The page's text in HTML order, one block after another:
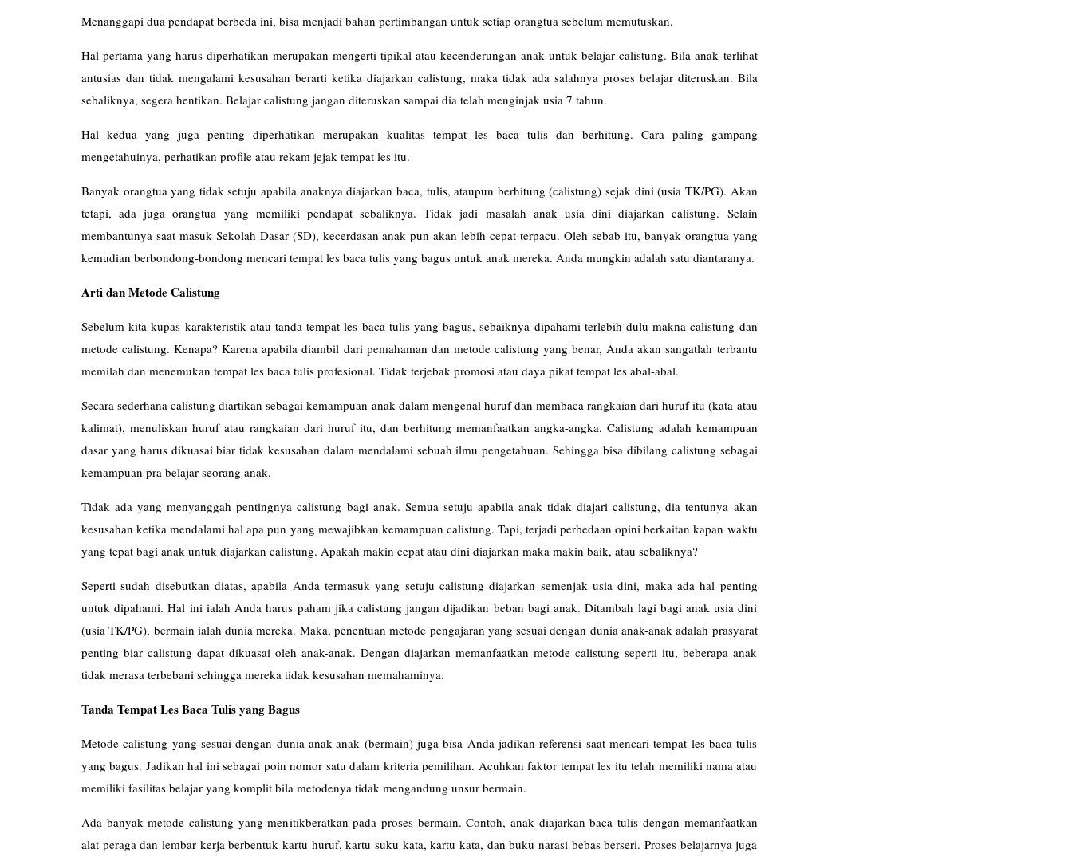
Menanggapi dua pendapat berbeda ini, bisa menjadi bahan pertimbangan untuk setiap orangtua sebelum memutuskan.
Hal pertama yang harus diperhatikan merupakan mengerti tipikal atau kecenderungan anak untuk belajar calistung. Bila anak terlihat
antusias dan tidak mengalami kesusahan berarti ketika diajarkan calistung, maka tidak ada salahnya proses belajar diteruskan. Bila
sebaliknya, segera hentikan. Belajar calistung jangan diteruskan sampai dia telah menginjak usia 7 tahun.
Hal kedua yang juga penting diperhatikan merupakan kualitas tempat les baca tulis dan berhitung. Cara paling gampang
mengetahuinya, perhatikan profile atau rekam jejak tempat les itu.
Banyak orangtua yang tidak setuju apabila anaknya diajarkan baca, tulis, ataupun berhitung (calistung) sejak dini (usia TK/PG). Akan
tetapi, ada juga orangtua yang memiliki pendapat sebaliknya. Tidak jadi masalah anak usia dini diajarkan calistung. Selain
membantunya saat masuk Sekolah Dasar (SD), kecerdasan anak pun akan lebih cepat terpacu. Oleh sebab itu, banyak orangtua yang
kemudian berbondong-bondong mencari tempat les baca tulis yang bagus untuk anak mereka. Anda mungkin adalah satu diantaranya.
Arti dan Metode Calistung
Sebelum kita kupas karakteristik atau tanda tempat les baca tulis yang bagus, sebaiknya dipahami terlebih dulu makna calistung dan
metode calistung. Kenapa? Karena apabila diambil dari pemahaman dan metode calistung yang benar, Anda akan sangatlah terbantu
memilah dan menemukan tempat les baca tulis profesional. Tidak terjebak promosi atau daya pikat tempat les abal-abal.
Secara sederhana calistung diartikan sebagai kemampuan anak dalam mengenal huruf dan membaca rangkaian dari huruf itu (kata atau
kalimat), menuliskan huruf atau rangkaian dari huruf itu, dan berhitung memanfaatkan angka-angka. Calistung adalah kemampuan
dasar yang harus dikuasai biar tidak kesusahan dalam mendalami sebuah ilmu pengetahuan. Sehingga bisa dibilang calistung sebagai
kemampuan pra belajar seorang anak.
Tidak ada yang menyanggah pentingnya calistung bagi anak. Semua setuju apabila anak tidak diajari calistung, dia tentunya akan
kesusahan ketika mendalami hal apa pun yang mewajibkan kemampuan calistung. Tapi, terjadi perbedaan opini berkaitan kapan waktu
yang tepat bagi anak untuk diajarkan calistung. Apakah makin cepat atau dini diajarkan maka makin baik, atau sebaliknya?
Seperti sudah disebutkan diatas, apabila Anda termasuk yang setuju calistung diajarkan semenjak usia dini, maka ada hal penting
untuk dipahami. Hal ini ialah Anda harus paham jika calistung jangan dijadikan beban bagi anak. Ditambah lagi bagi anak usia dini
(usia TK/PG), bermain ialah dunia mereka. Maka, penentuan metode pengajaran yang sesuai dengan dunia anak-anak adalah prasyarat
penting biar calistung dapat dikuasai oleh anak-anak. Dengan diajarkan memanfaatkan metode calistung seperti itu, beberapa anak
tidak merasa terbebani sehingga mereka tidak kesusahan memahaminya.
Tanda Tempat Les Baca Tulis yang Bagus
Metode calistung yang sesuai dengan dunia anak-anak (bermain) juga bisa Anda jadikan referensi saat mencari tempat les baca tulis
yang bagus. Jadikan hal ini sebagai poin nomor satu dalam kriteria pemilihan. Acuhkan faktor tempat les itu telah memiliki nama atau
memiliki fasilitas belajar yang komplit bila metodenya tidak mengandung unsur bermain.
Ada banyak metode calistung yang menitikberatkan pada proses bermain. Contoh, anak diajarkan baca tulis dengan memanfaatkan
alat peraga dan lembar kerja berbentuk kartu huruf, kartu suku kata, kartu kata, dan buku narasi bebas berseri. Proses belajarnya juga